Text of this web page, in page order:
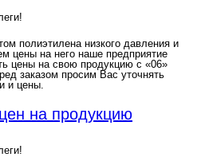
полиэтилена низкого давления и
цены на него наше предприятие
цены на свою продукцию с «06»
заказом просим Вас уточнять
и цены.
на продукцию